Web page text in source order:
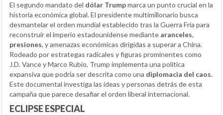
El segundo mandato del dólar Trumpmarca un punto crucial en la
historia económica global. El presidente multimillonario busca
desmantelar el orden mundial establecido tras la Guerra Fría para
reconstruir el imperio estadounidense mediante aranceles,
presiones, y amenazas económicas dirigidas a superar a China.
Rodeado por estrategas radicales y figuras prominentes como
J.D. Vance y Marco Rubio, Trump implementa una política
expansiva que podría ser descrita como una diplomacia del caos.
Este documental investiga las ideas y personas detrás de esta
campaña que parece desafiar el orden liberal internacional.
ECLIPSE ESPECIAL